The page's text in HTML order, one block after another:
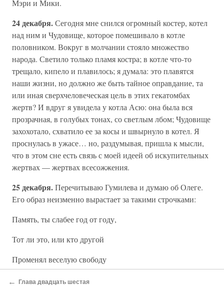
Мэри и Мики.
24 декабря.Сегодня мне снился огромный костер, котел
над ним и Чудовище, которое помешивало в котле
половником. Вокруг в молчании стояло множество
народа. Светило только пламя костра; в котле что-то
трещало, кипело и плавилось; я думала: это плавятся
наши жизни, но должно же быть тайное оправдание, та
или иная сверхчеловеческая цель в этих гекатомбах
жертв? И вдруг я увидела у котла Асю: она была вся
прозрачная, в голубых тонах, со светлым лбом; Чудовище
захохотало, схватило ее за косы и швырнуло в котел. Я
проснулась в ужасе… но, раздумывая, пришла к мысли,
что в этом сне есть связь с моей идеей об искупительных
жертвах — жертвах всесожжения.
25 декабря.Перечитываю Гумилева и думаю об Олеге.
Его образ неизменно вырастает за такими строчками:
Память, ты слабее год от году,
Тот ли это, или кто другой
Променял веселую свободу
На священный долгожданный бой.
← Глава двадцать шестая